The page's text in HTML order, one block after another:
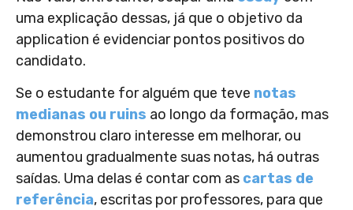
uma explicação dessas, já que o objetivo da
application é evidenciar pontos positivos do
candidato.
Se o estudante for alguém que teve notas
medianas ou ruins ao longo da formação, mas
demonstrou claro interesse em melhorar, ou
aumentou gradualmente suas notas, há outras
saídas. Uma delas é contar com as cartas de
referência, escritas por professores, para que